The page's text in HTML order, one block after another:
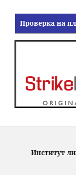
Проверка на
Институт